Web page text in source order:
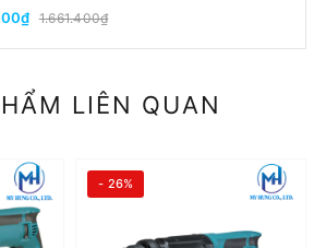
1.661.400₫
LIÊN QUAN
- 26%